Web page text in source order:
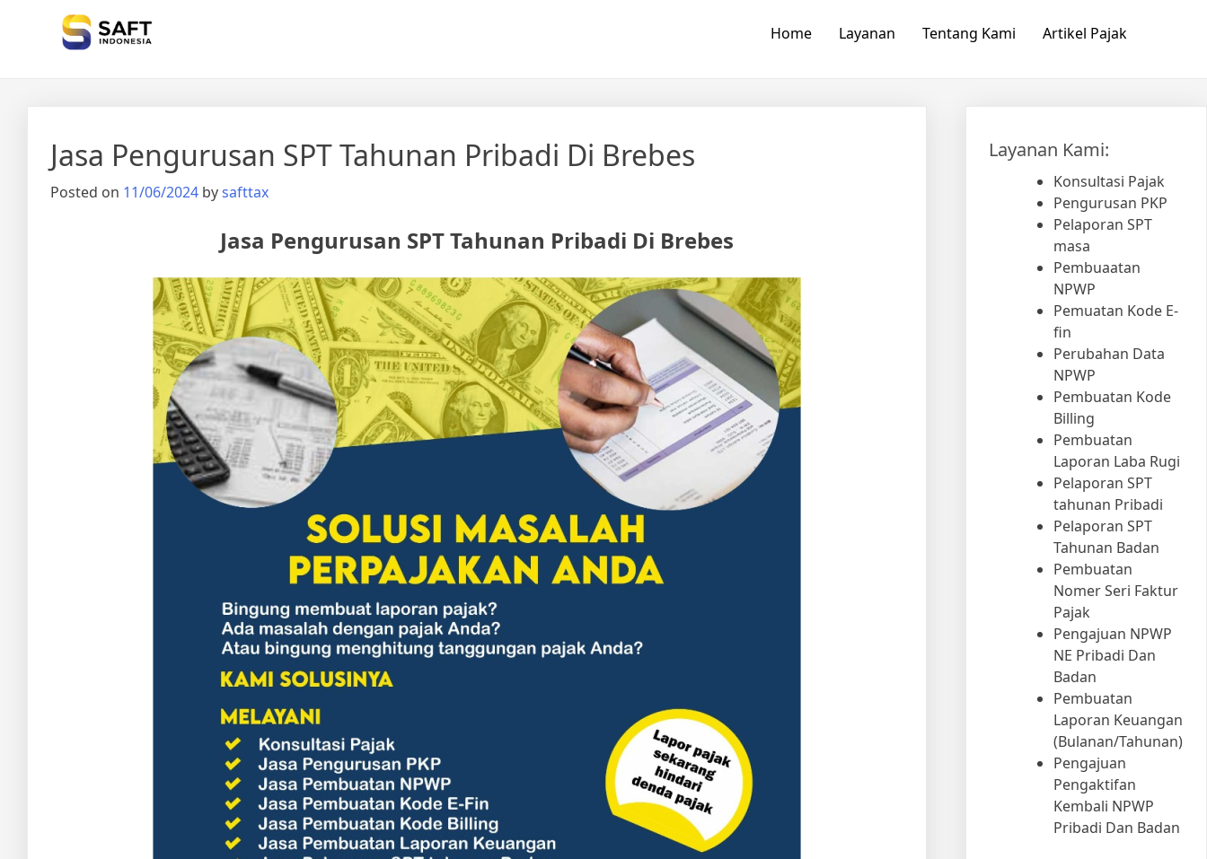
Solisi Perjakan Anda
Home Layanan Tentang Kami Artikel Pajak
Jasa Pengurusan SPT Tahunan Pribadi Di Brebes
Posted on 11/06/2024 bysafttax
Jasa Pengurusan SPT Tahunan Pribadi Di Brebes
Layanan Kami:
Konsultasi Pajak
Pengurusan PKP
Pelaporan SPT
masa
Pembuaatan
NPWP
Pemuatan Kode E-
fin
Perubahan Data
NPWP
Pembuatan Kode
Billing
Pembuatan
Laporan Laba Rugi
Pelaporan SPT
tahunan Pribadi
Pelaporan SPT
Tahunan Badan
Pembuatan
Nomer Seri Faktur
Pajak
Pengajuan NPWP
NE Pribadi Dan
Badan
Pembuatan
Laporan Keuangan
(Bulanan/Tahunan)
Pengajuan
Pengaktifan
Kembali NPWP
Pribadi Dan Badan